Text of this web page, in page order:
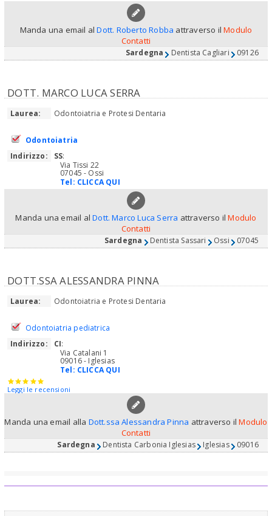
Manda una email alDott. Roberto Robba attraverso ilModulo
Contatti
Sardegna Dentista Cagliari 09126
DOTT. MARCO LUCA SERRA
Laurea: Odontoiatria e Protesi Dentaria
Odontoiatria
Indirizzo:
SS:
Via Tissi 22
07045 - Ossi
Tel: CLICCA QUI
Manda una email alDott. Marco Luca Serra attraverso ilModulo
Contatti
Sardegna Dentista Sassari Ossi 07045
DOTT.SSA ALESSANDRA PINNA
Laurea: Odontoiatria e Protesi Dentaria
Odontoiatria pediatrica
Indirizzo:
CI:
Via Catalani 1
09016 - Iglesias
Tel: CLICCA QUI
Leggi le recensioni
Manda una email alla Dott.ssa Alessandra Pinna attraverso ilModulo
Contatti
Sardegna Dentista Carbonia Iglesias Iglesias 09016